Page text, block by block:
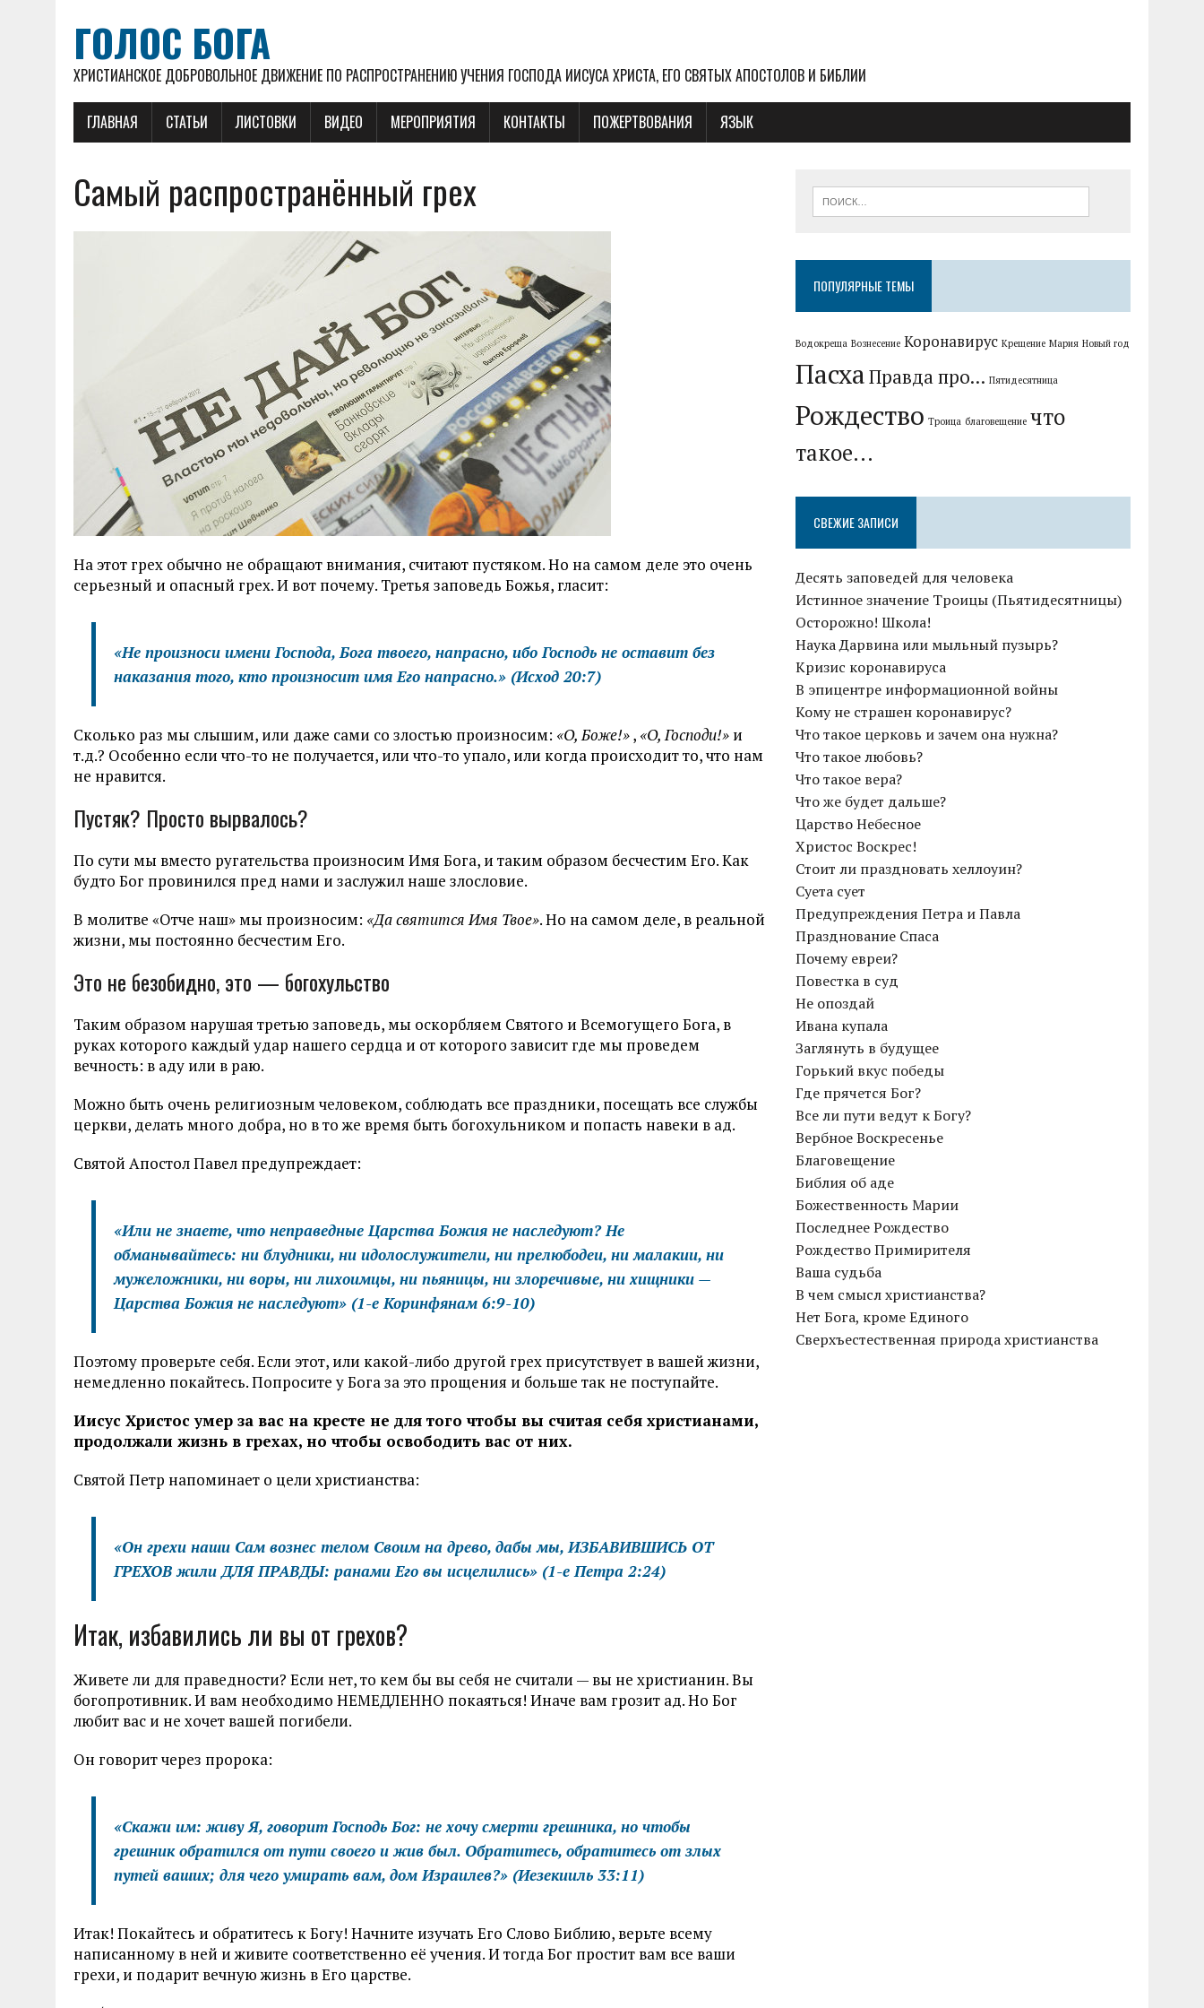
ГОЛОС БОГА
ХРИСТИАНСКОЕ ДОБРОВОЛЬНОЕ ДВИЖЕНИЕ ПО РАСПРОСТРАНЕНИЮ УЧЕНИЯ ГОСПОДА ИИСУСА ХРИСТА, ЕГО СВЯТЫХ АПОСТОЛОВ И БИБЛИИ
ГЛАВНАЯ СТАТЬИ ЛИСТОВКИ ВИДЕО МЕРОПРИЯТИЯ КОНТАКТЫ ПОЖЕРТВОВАНИЯ ЯЗЫК
Самый распространённый грех
На этот грех обычно не обращают внимания, считают пустяком. Но на самом деле это очень
серьезный и опасный грех. И вот почему. Третья заповедь Божья, гласит:
«Не произноси имени Господа, Бога твоего, напрасно, ибо Господь не оставит без
наказания того, кто произносит имя Его напрасно.» (Исход 20:7)
Сколько раз мы слышим, или даже сами со злостью произносим: «О, Боже!», «О, Господи!» и
т.д.? Особенно если что-то не получается, или что-то упало, или когда происходит то, что нам
не нравится.
Пустяк? Просто вырвалось?
По сути мы вместо ругательства произносим Имя Бога, и таким образом бесчестим Его. Как
будто Бог провинился пред нами и заслужил наше злословие.
В молитве «Отче наш» мы произносим: «Да святится Имя Твое». Но на самом деле, в реальной
жизни, мы постоянно бесчестим Его.
Это не безобидно, это — богохульство
Таким образом нарушая третью заповедь, мы оскорбляем Святого и Всемогущего Бога, в
руках которого каждый удар нашего сердца и от которого зависит где мы проведем
вечность: в аду или в раю.
Можно быть очень религиозным человеком, соблюдать все праздники, посещать все службы
церкви, делать много добра, но в то же время быть богохульником и попасть навеки в ад.
Святой Апостол Павел предупреждает:
«Или не знаете, что неправедные Царства Божия не наследуют? Не
обманывайтесь: ни блудники, ни идолослужители, ни прелюбодеи, ни малакии, ни
мужеложники, ни воры, ни лихоимцы, ни пьяницы, ни злоречивые, ни хищники —
Царства Божия не наследуют» (1-е Коринфянам 6:9-10)
Поэтому проверьте себя. Если этот, или какой-либо другой грех присутствует в вашей жизни,
немедленно покайтесь. Попросите у Бога за это прощения и больше так не поступайте.
Иисус Христос умер за вас на кресте не для того чтобы вы считая себя христианами,
продолжали жизнь в грехах, но чтобы освободить вас от них.
Святой Петр напоминает о цели христианства:
«Он грехи наши Сам вознес телом Своим на древо, дабы мы, ИЗБАВИВШИСЬ ОТ
ГРЕХОВ жили ДЛЯ ПРАВДЫ: ранами Его вы исцелились» (1-е Петра 2:24)
Итак, избавились ли вы от грехов?
Живете ли для праведности? Если нет, то кем бы вы себя не считали — вы не христианин. Вы
богопротивник. И вам необходимо НЕМЕДЛЕННО покаяться! Иначе вам грозит ад. Но Бог
любит вас и не хочет вашей погибели.
Он говорит через пророка:
«Скажи им: живу Я, говорит Господь Бог: не хочу смерти грешника, но чтобы
грешник обратился от пути своего и жив был. Обратитесь, обратитесь от злых
путей ваших; для чего умирать вам, дом Израилев?» (Иезекииль 33:11)
Итак! Покайтесь и обратитесь к Богу! Начните изучать Его Слово Библию, верьте всему
написанному в ней и живите соответственно её учения. И тогда Бог простит вам все ваши
грехи, и подарит вечную жизнь в Его царстве.
ПОПУЛЯРНЫЕ ТЕМЫ
Водокреща Вознесение Коронавирус Крещение Мария Новый год
ПасхаПравда про... Пятидесятница
Рождество Троица благовещение что
такое...
СВЕЖИЕ ЗАПИСИ
Десять заповедей для человека
Истинное значение Троицы (Пьятидесятницы)
Осторожно! Школа!
Наука Дарвина или мыльный пузырь?
Кризис коронавируса
В эпицентре информационной войны
Кому не страшен коронавирус?
Что такое церковь и зачем она нужна?
Что такое любовь?
Что такое вера?
Что же будет дальше?
Царство Небесное
Христос Воскрес!
Cтоит ли праздновать хеллоуин?
Суета сует
Предупреждения Петра и Павла
Празднование Спаса
Почему евреи?
Повестка в суд
Не опоздай
Ивана купала
Заглянуть в будущее
Горький вкус победы
Где прячется Бог?
Все ли пути ведут к Богу?
Вербное Воскресенье
Благовещение
Библия об аде
Божественность Марии
Последнее Рождество
Рождество Примирителя
Ваша судьба
В чем смысл христианства?
Нет Бога, кроме Единого
Сверхъестественная природа христианства